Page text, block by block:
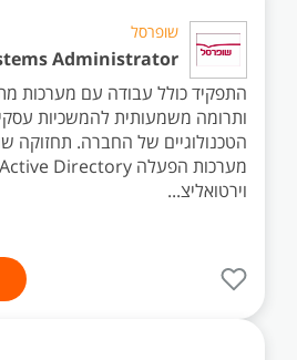
שופרסל
Administrator
התפקיד כולל עבודה עם מערכות
ותרומה משמעותית להמשכיות
הטכנולוגיים של החברה. תחזוקה
וירטואליצ...